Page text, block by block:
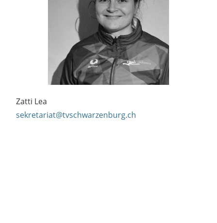
Zatti Lea
sekretariat@tvschwarzenburg.ch